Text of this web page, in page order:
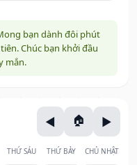
bạn dành đôi phút
Chúc bạn khởi đầu
mắn.
THỨ SÁU THỨ BẢY CHỦ NHẬT